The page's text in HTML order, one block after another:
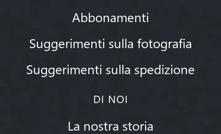
Abbonamenti
Suggerimenti sulla fotografia
Suggerimenti sulla spedizione
DI NOI
La nostra storia